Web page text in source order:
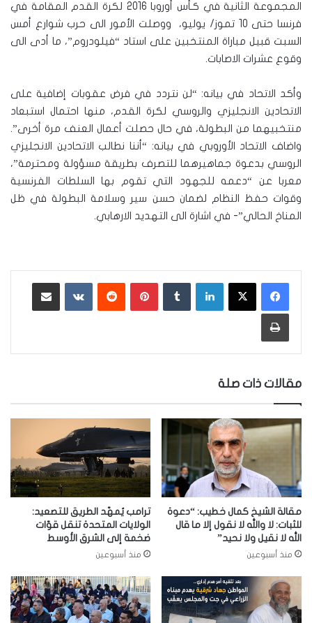
المجموعة الثانية في كـأس أوروبا 2016 لكرة القدم المقامة في
فرنسا حتى 10 تموز/ يوليو، ووصلت الأمور الى حرب شوارع أمس
السبت قبيل مباراة المنتخبين على استاد “فيلودروم”، ما أدى الى
وقوع عشرات الاصابات.
وأكد الاتحاد في بيانه: “لن نتردد في فرض عقوبات إضافية على
الاتحادين الانجليزي والروسي لكرة القدم، منها احتمال استبعاد
منتخبيهما من البطولة، في حال حصلت أعمال العنف مرة أخرى”.
واضاف الاتحاد الأوروبي في بيانه: “أننا نطالب الاتحادين الانجليزي
الروسي بدعوة جماهيرهما للتصرف بطريقة مسؤولة ومحترمة”،
معربا عن “دعمه للجهود التي تقوم بها السلطات الفرنسية
وقوات حفظ النظام لضمان حسن سير وسلامة البطولة في ظل
المناخ الحالي”- في اشارة الى التهديد الارهابي.
لينكدإن بينتيريست ‏VKontakte
طباعة
مقالات ذات صلة
مقالة الشيخ كمال خطيب: “دعوة
للثبات: لا والله لا نقول إلا ما قال
الله لا نقيل ولا نحيد”
منذ أسبوعين
ترامب يُمهّد الطريق للتصعيد:
الولايات المتحدة تنقل قوّات
ضخمة إلى الشرق الأوسط
منذ أسبوعين